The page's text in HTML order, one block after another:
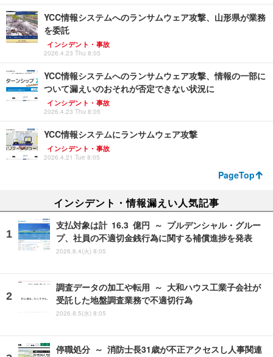
YCC情報システムへのランサムウェア攻撃、山形県が業務
を委託
インシデント・事故
2026.4.23 Thu 8:05
YCC情報システムへのランサムウェア攻撃、情報の一部に
ついて漏えいのおそれが否定できない状況に
インシデント・事故
2026.4.23 Thu 8:05
YCC情報システムにランサムウェア攻撃
インシデント・事故
2026.4.21 Tue 8:05
PageTop
インシデント・情報漏えい人気記事
支払対象は計 16.3 億円 ～ プルデンシャル・グルー
プ、社員の不適切金銭行為に関する補償進捗を発表
2026.8.4(火) 8:05
調査データの加工や転用 ～ 大和ハウス工業子会社が
受託した地盤調査業務で不適切行為
2026.8.5(水) 8:05
停職処分 ～ 消防士長31歳が不正アクセスし人事関連